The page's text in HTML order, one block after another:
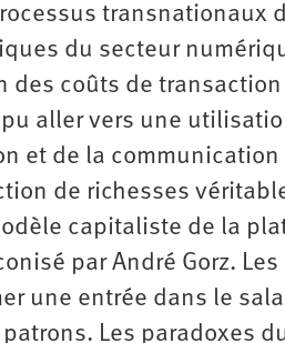
transnationaux
du secteur
des coûts de
aller vers une
et de la communication
de richesses
capitaliste de la
par André Gorz. Les
une entrée dans le
Les paradoxes